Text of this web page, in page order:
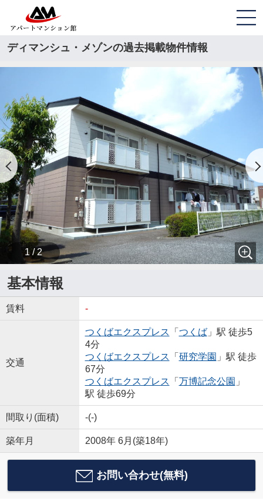
ディマンシュ・メゾンの過去掲載物件情報
1 / 2
基本情報
賃料 -
交通
つくばエクスプレス 「 つくば」駅 徒歩5
4分
つくばエクスプレス 「 研究学園 」駅 徒歩
67分
つくばエクスプレス 「 万博記念公園 」
駅 徒歩69分
間取り(面積) -(-)
築年月 2008年 6月(築18年)
お問い合わせ(無料)